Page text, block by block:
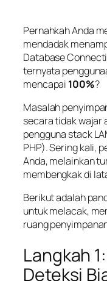
Pernahkah Anda
mendadak
Database
ternyata
mencapai 100%?
Masalah
secara tidak wajar
pengguna stack
PHP). Sering kali,
Anda, melainkan
membengkak di
Berikut adalah
untuk melacak,
ruang
Langkah
Deteksi